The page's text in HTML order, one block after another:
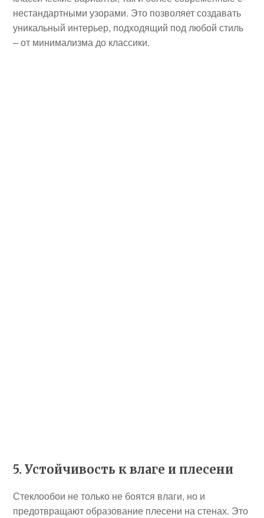
нестандартными узорами. Это позволяет создавать
уникальный интерьер, подходящий под любой стиль
– от минимализма до классики.
5. Устойчивость к влаге и плесени
Стеклообои не только не боятся влаги, но и
предотвращают образование плесени на стенах. Это